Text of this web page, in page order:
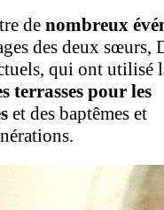
de nombreux
des deux sœurs,
qui ont utilisé
terrasses pour les
et des baptêmes et